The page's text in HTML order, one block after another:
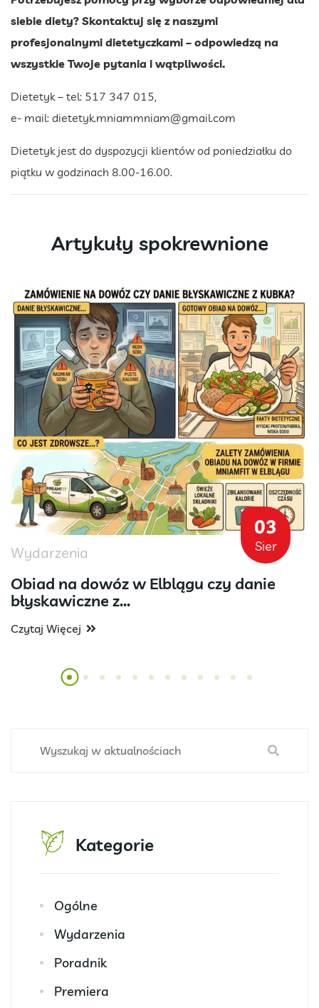
siebie diety? Skontaktuj się z naszymi
profesjonalnymi dietetyczkami – odpowiedzą na
wszystkie Twoje pytania i wątpliwości.
Dietetyk – tel: 517 347 015,
e- mail: dietetyk.mniammniam@gmail.com
Dietetyk jest do dyspozycji klientów od poniedziałku do
piątku w godzinach 8.00-16.00.
Artykuły spokrewnione
03
Sier
Wydarzenia
Obiad na dowóz w Elblągu czy danie
błyskawiczne z...
Czytaj Więcej
Kategorie
Ogólne
Wydarzenia
Poradnik
Premiera